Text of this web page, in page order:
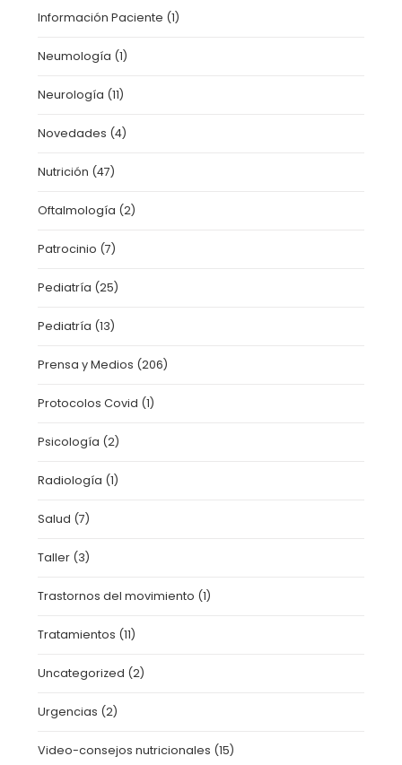
Información Paciente (1)
Neumología (1)
Neurología (11)
Novedades (4)
Nutrición (47)
Oftalmología (2)
Patrocinio (7)
Pediatría (25)
Pediatría (13)
Prensa y Medios (206)
Protocolos Covid (1)
Psicología (2)
Radiología (1)
Salud (7)
Taller (3)
Trastornos del movimiento (1)
Tratamientos (11)
Uncategorized (2)
Urgencias (2)
Video-consejos nutricionales (15)